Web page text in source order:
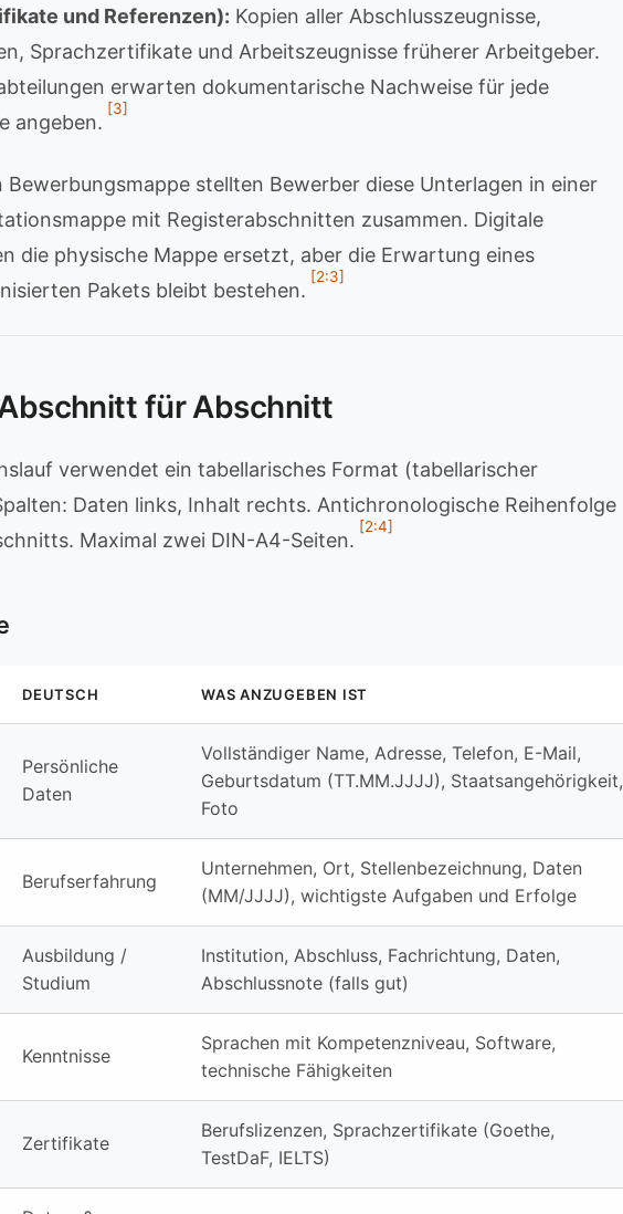
und Referenzen): Kopien aller Abschlusszeugnisse,
Sprachzertifikate und Arbeitszeugnisse früherer Arbeitgeber.
erwarten dokumentarische Nachweise für jede
angeben.
[3]
stellten Bewerber diese Unterlagen in einer
mit Registerabschnitten zusammen. Digitale
die physische Mappe ersetzt, aber die Erwartung eines
Pakets bleibt bestehen.
[2:3]
für Abschnitt
verwendet ein tabellarisches Format (tabellarischer
Daten links, Inhalt rechts. Antichronologische Reihenfolge
Maximal zwei DIN-A4-Seiten.
[2:4]
DEUTSCH WAS ANZUGEBEN IST
Persönliche
Daten
Vollständiger Name, Adresse, Telefon, E-Mail,
Geburtsdatum (TT.MM.JJJJ), Staatsangehörigkeit,
Foto
Berufserfahrung
Unternehmen, Ort, Stellenbezeichnung, Daten
(MM/JJJJ), wichtigste Aufgaben und Erfolge
Ausbildung /
Studium
Institution, Abschluss, Fachrichtung, Daten,
Abschlussnote (falls gut)
Kenntnisse
Sprachen mit Kompetenzniveau, Software,
technische Fähigkeiten
Zertifikate
Berufslizenzen, Sprachzertifikate (Goethe,
TestDaF, IELTS)